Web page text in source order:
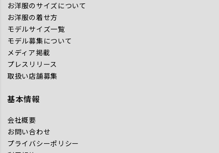
お洋服のサイズについて
お洋服の着せ方
モデルサイズ一覧
モデル募集について
メディア掲載
プレスリリース
取扱い店舗募集
基本情報
会社概要
お問い合わせ
プライバシーポリシー